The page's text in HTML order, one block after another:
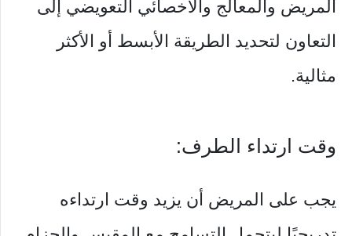
المريض والمعالج والأخصائي التعويضي إلى
التعاون لتحديد الطريقة الأبسط أو الأكثر
مثالية.
وقت ارتداء الطرف:
يجب على المريض أن يزيد وقت ارتداءه